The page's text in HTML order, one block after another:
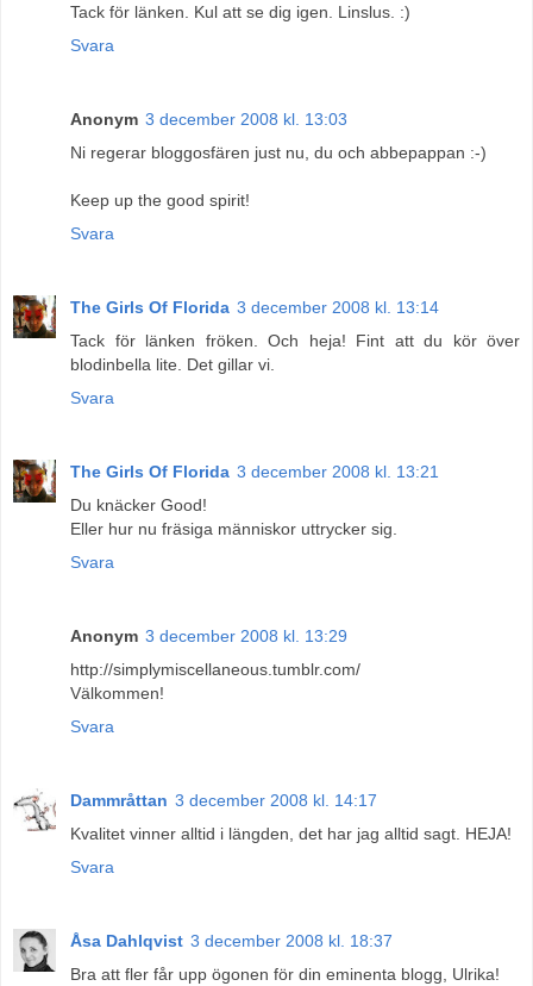
Tack för länken. Kul att se dig igen. Linslus. :)
Svara
Anonym 3 december 2008 kl. 13:03
Ni regerar bloggosfären just nu, du och abbepappan :-)
Keep up the good spirit!
Svara
The Girls Of Florida 3 december 2008 kl. 13:14
Tack för länken fröken. Och heja! Fint att du kör över
blodinbella lite. Det gillar vi.
Svara
The Girls Of Florida 3 december 2008 kl. 13:21
Du knäcker Good!
Eller hur nu fräsiga människor uttrycker sig.
Svara
Anonym 3 december 2008 kl. 13:29
http://simplymiscellaneous.tumblr.com/
Välkommen!
Svara
Dammråttan 3 december 2008 kl. 14:17
Kvalitet vinner alltid i längden, det har jag alltid sagt. HEJA!
Svara
Åsa Dahlqvist 3 december 2008 kl. 18:37
Bra att fler får upp ögonen för din eminenta blogg, Ulrika!